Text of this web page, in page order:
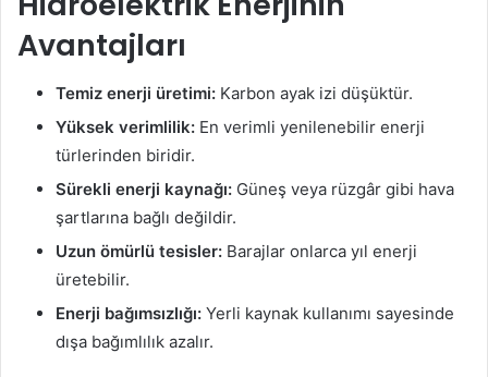
Avantajları
Temiz enerji üretimi: Karbon ayak izi düşüktür.
Yüksek verimlilik: En verimli yenilenebilir enerji
türlerinden biridir.
Sürekli enerji kaynağı: Güneş veya rüzgâr gibi hava
şartlarına bağlı değildir.
Uzun ömürlü tesisler: Barajlar onlarca yıl enerji
üretebilir.
Enerji bağımsızlığı: Yerli kaynak kullanımı sayesinde
dışa bağımlılık azalır.